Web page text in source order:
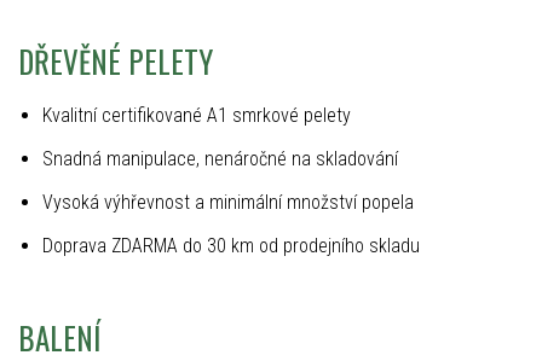
DŘEVĚNÉ PELETY
Kvalitní certifikované A1 smrkové pelety
Snadná manipulace, nenáročné na skladování
Vysoká výhřevnost a minimální množství popela
Doprava ZDARMA do 30 km od prodejního skladu
BALENÍ